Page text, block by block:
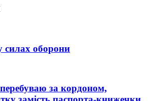
силах оборони
за кордоном,